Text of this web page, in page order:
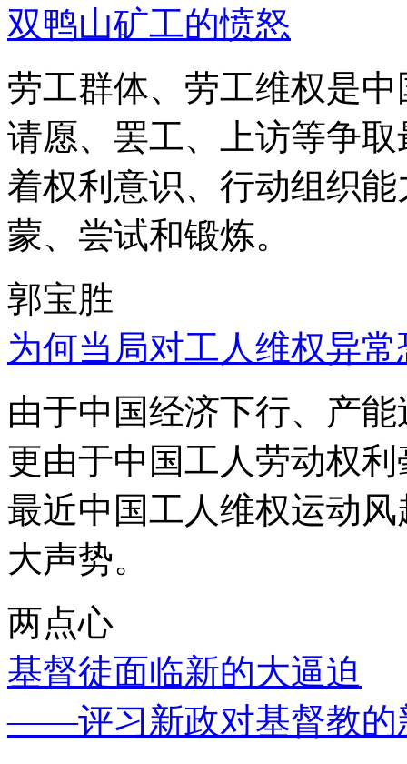
双鸭山矿工的愤怒
劳工群体、劳工维权是
请愿、罢工、上访等争
着权利意识、行动组织
蒙、尝试和锻炼。
郭宝胜
为何当局对工人维权异
由于中国经济下行、产
更由于中国工人劳动权
最近中国工人维权运动
大声势。
两点心
基督徒面临新的大逼迫
——评习新政对基督教的